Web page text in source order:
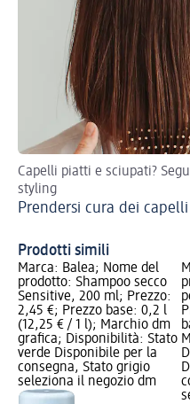
Capelli piatti e sciupati?
styling
Prendersi cura dei capelli
Prodotti simili
Marca: Balea; Nome del
prodotto: Shampoo secco
Sensitive, 200 ml; Prezzo:
2,45 €; Prezzo base: 0,2 l
(12,25 € / 1 l); Marchio dm
grafica; Disponibilità: Stato
verde Disponibile per la
consegna, Stato grigio
seleziona il negozio dm